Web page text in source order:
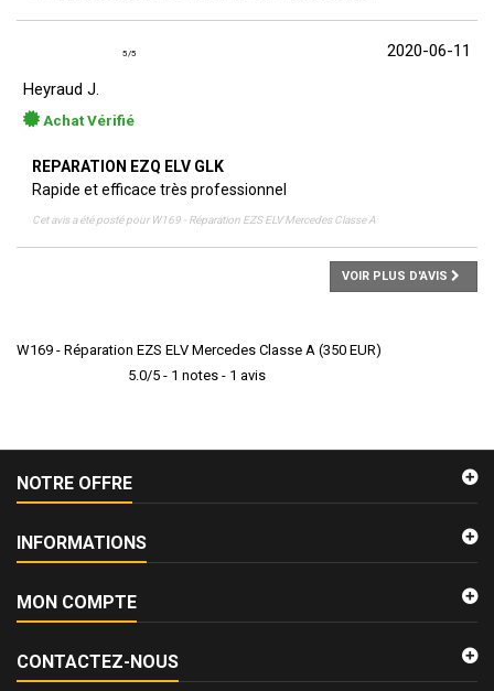
5/5
2020-06-11
Heyraud J.
Achat Vérifié
REPARATION EZQ ELV GLK
Rapide et efficace très professionnel
Cet avis a été posté pour W169 - Réparation EZS ELV Mercedes Classe A
VOIR PLUS D'AVIS
W169 - Réparation EZS ELV Mercedes Classe A (350 EUR)
5.0/5 - 1 notes - 1 avis
NOTRE OFFRE
INFORMATIONS
MON COMPTE
CONTACTEZ-NOUS